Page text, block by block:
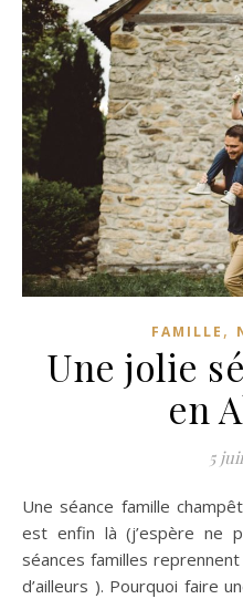
FAMILLE ,
Une jolie
en
5
Une séance famille champêtre en Alsace Ca y est, l’été
est enfin là (j’espère ne
séances familles
d’ailleurs ). Pourquoi faire